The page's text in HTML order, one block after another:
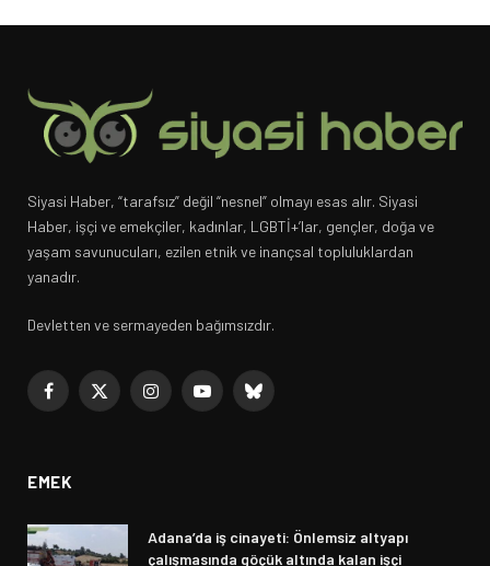
Siyasi Haber, “tarafsız” değil “nesnel” olmayı esas alır. Siyasi
Haber, işçi ve emekçiler, kadınlar, LGBTİ+’lar, gençler, doğa ve
yaşam savunucuları, ezilen etnik ve inançsal topluluklardan
yanadır.
Devletten ve sermayeden bağımsızdır.
Facebook
X
InstagramYouTubeBluesky
EMEK
Adana’da iş cinayeti: Önlemsiz altyapı
çalışmasında göçük altında kalan işçi